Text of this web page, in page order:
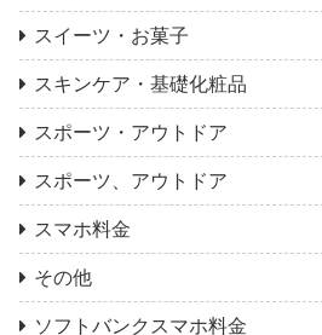
スイーツ・お菓子
スキンケア・基礎化粧品
スポーツ・アウトドア
スポーツ、アウトドア
スマホ料金
その他
ソフトバンクスマホ料金